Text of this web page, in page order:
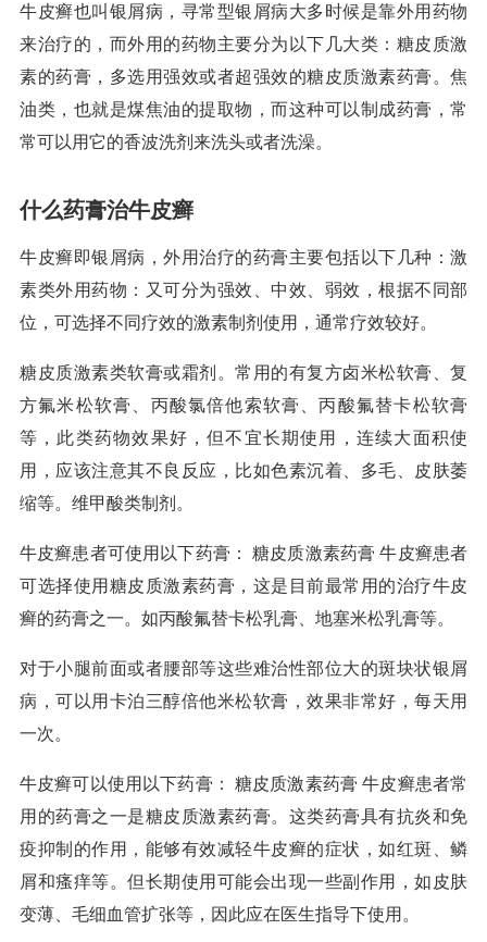
牛皮癣也叫银屑病，寻常型银屑病大多时候是靠外用药物
来治疗的，而外用的药物主要分为以下几大类：糖皮质激
素的药膏，多选用强效或者超强效的糖皮质激素药膏。焦
油类，也就是煤焦油的提取物，而这种可以制成药膏，常
常可以用它的香波洗剂来洗头或者洗澡。
什么药膏治牛皮癣
牛皮癣即银屑病，外用治疗的药膏主要包括以下几种：激
素类外用药物：又可分为强效、中效、弱效，根据不同部
位，可选择不同疗效的激素制剂使用，通常疗效较好。
糖皮质激素类软膏或霜剂。常用的有复方卤米松软膏、复
方氟米松软膏、丙酸氯倍他索软膏、丙酸氟替卡松软膏
等，此类药物效果好，但不宜长期使用，连续大面积使
用，应该注意其不良反应，比如色素沉着、多毛、皮肤萎
缩等。维甲酸类制剂。
牛皮癣患者可使用以下药膏： 糖皮质激素药膏 牛皮癣患者
可选择使用糖皮质激素药膏，这是目前最常用的治疗牛皮
癣的药膏之一。如丙酸氟替卡松乳膏、地塞米松乳膏等。
对于小腿前面或者腰部等这些难治性部位大的斑块状银屑
病，可以用卡泊三醇倍他米松软膏，效果非常好，每天用
一次。
牛皮癣可以使用以下药膏： 糖皮质激素药膏 牛皮癣患者常
用的药膏之一是糖皮质激素药膏。这类药膏具有抗炎和免
疫抑制的作用，能够有效减轻牛皮癣的症状，如红斑、鳞
屑和瘙痒等。但长期使用可能会出现一些副作用，如皮肤
变薄、毛细血管扩张等，因此应在医生指导下使用。